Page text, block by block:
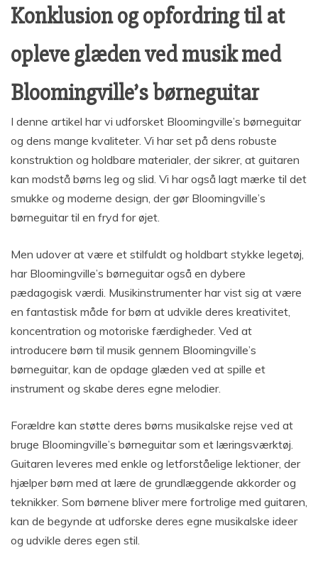
Konklusion og opfordring til at
opleve glæden ved musik med
Bloomingville’s børneguitar
I denne artikel har vi udforsket Bloomingville’s børneguitar
og dens mange kvaliteter. Vi har set på dens robuste
konstruktion og holdbare materialer, der sikrer, at guitaren
kan modstå børns leg og slid. Vi har også lagt mærke til det
smukke og moderne design, der gør Bloomingville’s
børneguitar til en fryd for øjet.
Men udover at være et stilfuldt og holdbart stykke legetøj,
har Bloomingville’s børneguitar også en dybere
pædagogisk værdi. Musikinstrumenter har vist sig at være
en fantastisk måde for børn at udvikle deres kreativitet,
koncentration og motoriske færdigheder. Ved at
introducere børn til musik gennem Bloomingville’s
børneguitar, kan de opdage glæden ved at spille et
instrument og skabe deres egne melodier.
Forældre kan støtte deres børns musikalske rejse ved at
bruge Bloomingville’s børneguitar som et læringsværktøj.
Guitaren leveres med enkle og letforståelige lektioner, der
hjælper børn med at lære de grundlæggende akkorder og
teknikker. Som børnene bliver mere fortrolige med guitaren,
kan de begynde at udforske deres egne musikalske ideer
og udvikle deres egen stil.